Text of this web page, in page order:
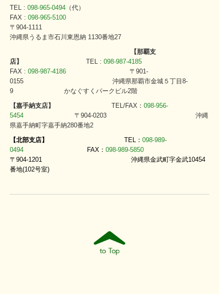
TEL : 098-965-0494 （代）
FAX : 098-965-5100
〒904-1111
沖縄県うるま市石川東恩納 1130番地27
【那覇支
店】
TEL : 098-987-4185
FAX : 098-987-4186
〒901-
0155 沖縄県那覇市金城５丁目8-
9 かなぐすくパークビル2階
【嘉手納支店】 TEL/FAX： 098-956-
5454 〒904-0203 沖縄
県嘉手納町字嘉手納280番地2
【北部支店】
TEL： 098-989-
0494
FAX： 098-989-5850
〒904-1201 沖縄県金武町字金武10454
番地(102号室)